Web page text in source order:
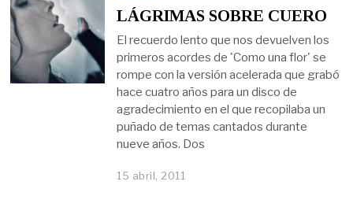
LÁGRIMAS SOBRE CUERO
El recuerdo lento que nos devuelven los
primeros acordes de 'Como una flor' se
rompe con la versión acelerada que grabó
hace cuatro años para un disco de
agradecimiento en el que recopilaba un
puñado de temas cantados durante
nueve años. Dos
15 abril, 2011